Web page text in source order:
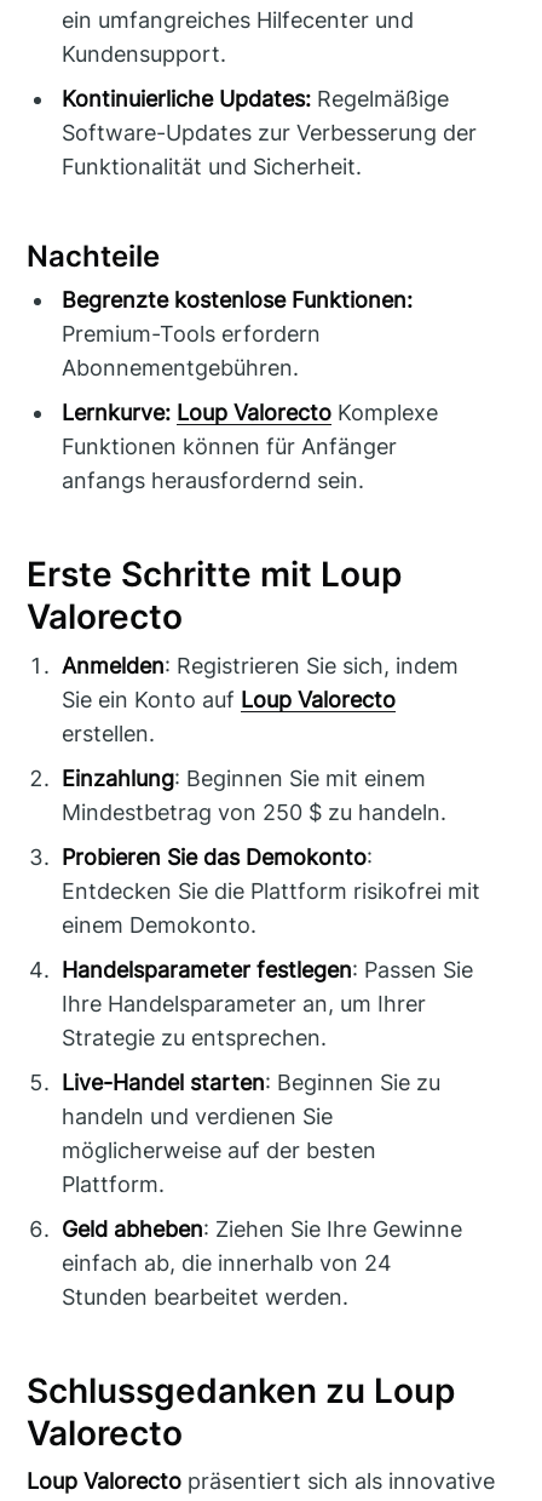
ein umfangreiches Hilfecenter und
Kundensupport.
Kontinuierliche Updates: Regelmäßige
Software-Updates zur Verbesserung der
Funktionalität und Sicherheit.
Nachteile
Begrenzte kostenlose Funktionen:
Premium-Tools erfordern
Abonnementgebühren.
Lernkurve: Loup Valorecto Komplexe
Funktionen können für Anfänger
anfangs herausfordernd sein.
Erste Schritte mit Loup
Valorecto
Anmelden: Registrieren Sie sich, indem
Sie ein Konto auf Loup Valorecto
erstellen.
Einzahlung: Beginnen Sie mit einem
Mindestbetrag von 250 $ zu handeln.
Probieren Sie das Demokonto:
Entdecken Sie die Plattform risikofrei mit
einem Demokonto.
Handelsparameter festlegen: Passen Sie
Ihre Handelsparameter an, um Ihrer
Strategie zu entsprechen.
Live-Handel starten: Beginnen Sie zu
handeln und verdienen Sie
möglicherweise auf der besten
Plattform.
Geld abheben: Ziehen Sie Ihre Gewinne
einfach ab, die innerhalb von 24
Stunden bearbeitet werden.
Schlussgedanken zu Loup
Valorecto
Loup Valorecto präsentiert sich als innovative